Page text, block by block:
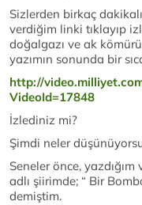
Sizlerden birkaç
verdiğim linki tıklayıp
doğalgazı ve ak
yazımın sonunda bir
http://
VideoId=17848
İzlediniz mi?
Şimdi neler
Seneler önce,
adlı şiirimde; “ Bir
demiştim.